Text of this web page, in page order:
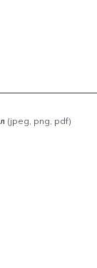
(jpeg, png, pdf)